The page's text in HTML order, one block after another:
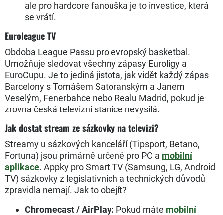
ale pro hardcore fanouška je to investice, která
se vrátí.
Euroleague TV
Obdoba League Passu pro evropský basketbal.
Umožňuje sledovat všechny zápasy Euroligy a
EuroCupu. Je to jediná jistota, jak vidět každý zápas
Barcelony s Tomášem Satoranským a Janem
Veselým, Fenerbahce nebo Realu Madrid, pokud je
zrovna česká televizní stanice nevysílá.
Jak dostat stream ze sázkovky na televizi?
Streamy u sázkových kanceláří (Tipsport, Betano,
Fortuna) jsou primárně určené pro PC a mobilní
aplikace. Appky pro Smart TV (Samsung, LG, Android
TV) sázkovky z legislativních a technických důvodů
zpravidla nemají. Jak to obejít?
Chromecast / AirPlay: Pokud máte mobilní